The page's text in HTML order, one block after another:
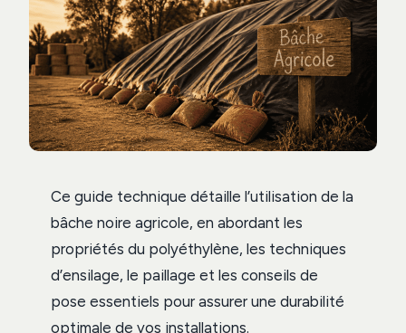
Ce guide technique détaille l’utilisation de la
bâche noire agricole, en abordant les
propriétés du polyéthylène, les techniques
d’ensilage, le paillage et les conseils de
pose essentiels pour assurer une durabilité
optimale de vos installations.